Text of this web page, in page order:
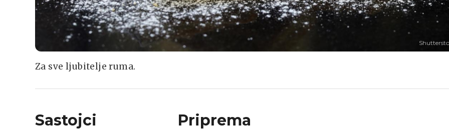
Za sve ljubitelje ruma.
Sastojci Priprema